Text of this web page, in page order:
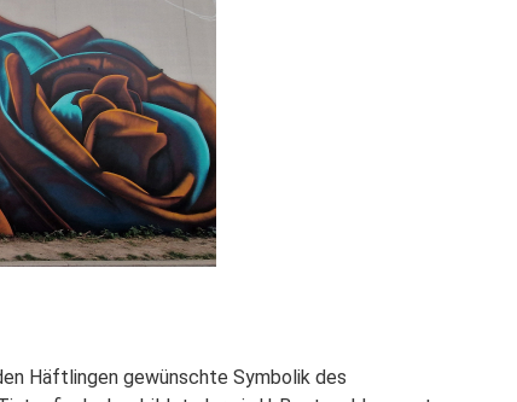
Häftlingen gewünschte Symbolik des